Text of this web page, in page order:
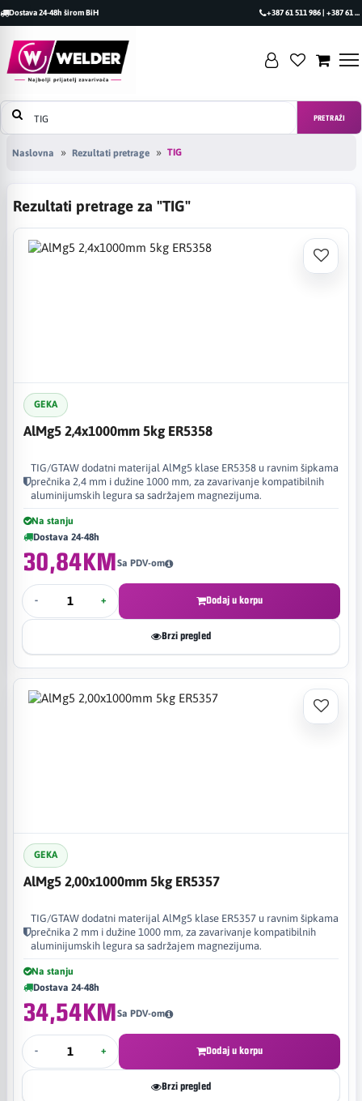
Dostava 24-48h širom BiH +387 61 511 986 | +387 61 493 470
PRETRAŽI
Naslovna Rezultati pretrage TIG
Rezultati pretrage za "TIG"
GEKA
AlMg5 2,4x1000mm 5kg ER5358
TIG/GTAW dodatni materijal AlMg5 klase ER5358 u ravnim šipkama
prečnika 2,4 mm i dužine 1000 mm, za zavarivanje kompatibilnih
aluminijumskih legura sa sadržajem magnezijuma.
Na stanju
Dostava 24-48h
30,84KMSa PDV-om
- + Dodaj u korpu
Brzi pregled
GEKA
AlMg5 2,00x1000mm 5kg ER5357
TIG/GTAW dodatni materijal AlMg5 klase ER5357 u ravnim šipkama
prečnika 2 mm i dužine 1000 mm, za zavarivanje kompatibilnih
aluminijumskih legura sa sadržajem magnezijuma.
Na stanju
Dostava 24-48h
34,54KMSa PDV-om
- + Dodaj u korpu
Brzi pregled